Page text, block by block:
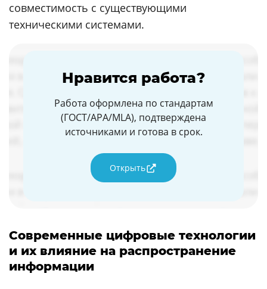
совместимость с существующими
техническими системами.
Нравится работа?
Работа оформлена по стандартам
(ГОСТ/APA/MLA), подтверждена
источниками и готова в срок.
Открыть
Современные цифровые технологии
и их влияние на распространение
информации